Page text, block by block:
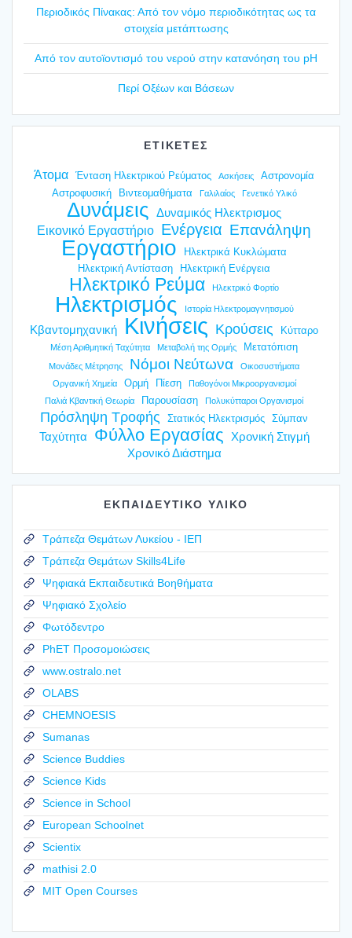
Περιο­δι­κός Πίνα­κας: Από τον νόμο περιο­δι­κό­τη­τας ως τα
στοι­χεία μετά­πτω­σης
Από τον αυτοϊ­ο­ντι­σμό του νερού στην κατα­νό­η­ση του pH
Περί Οξέ­ων και Βάσε­ων
ΕΤΙΚΕΤΕΣ
Άτομα Ένταση Ηλεκτρικού Ρεύματος Ασκήσεις
Αστρονομία
Αστροφυσική
Βιντεομαθήματα Γαλιλαίος Γενετικό Υλικό
Δυνάμεις Δυναμικός Ηλεκτρισμος
Εικονικό Εργαστήριο Ενέργεια Επανάληψη
Εργαστήριο
Ηλεκτρικά Κυκλώματα
Ηλεκτρική Αντίσταση
Ηλεκτρική Ενέργεια
Ηλεκτρικό Ρεύμα Ηλεκτρικό Φορτίο
Ηλεκτρισμός Ιστορία Ηλεκτρομαγνητισμού
Κβαντομηχανική Κινήσεις Κρούσεις Κύτταρο
Μέση Αριθμητική Ταχύτητα Μεταβολή της Ορμής Μετατόπιση
Μονάδες Μέτρησης Νόμοι Νεύτωνα
Οικοσυστήματα
Οργανική Χημεία
Ορμή Πίεση
Παθογόνοι Μικροοργανισμοί
Παλιά Κβαντική Θεωρία
Παρουσίαση Πολυκύτταροι Οργανισμοί
Πρόσληψη Τροφής Στατικός Ηλεκτρισμός Σύμπαν
Ταχύτητα Φύλλο Εργασίας
Χρονική Στιγμή
Χρονικό Διάστημα
ΕΚΠΑΙΔΕΥΤΙΚΟ ΥΛΙΚΟ
Τράπεζα Θεμάτων Λυκείου - ΙΕΠ
Τράπεζα Θεμάτων Skills4Life
Ψηφιακά Εκπαιδευτικά Βοηθήματα
Ψηφιακό Σχολείο
Φωτόδεντρο
PhET Προσομοιώσεις
www.ostralo.net
OLABS
CHEMNOESIS
Sumanas
Science Buddies
Science Kids
Science in School
European Schoolnet
Scientix
mathisi 2.0
MIT Open Courses